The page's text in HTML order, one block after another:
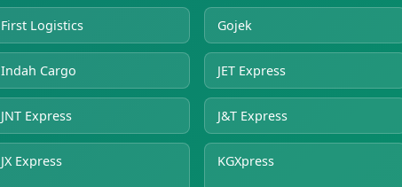
First Logistics Gojek
Indah Cargo JET Express
JNT Express J&T Express
JX Express KGXpress